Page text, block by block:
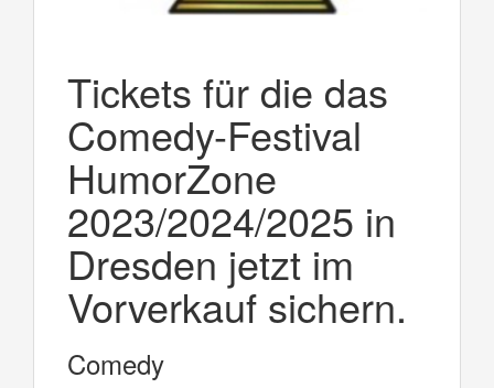
Tickets für die das
Comedy-Festival
HumorZone
2023/2024/2025 in
Dresden jetzt im
Vorverkauf sichern.
Comedy